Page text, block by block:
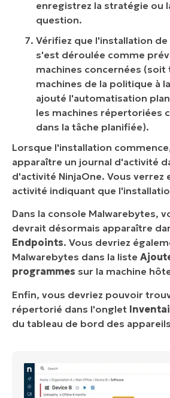
enregistrez la stratégie ou
question.
Vérifiez que l'installation
s'est déroulée comme
machines concernées (soit
machines de la politique à
ajouté l'automatisation
les machines répertoriées
dans la tâche planifiée).
Lorsque l'installation
apparaître un journal d'activité
d'activité NinjaOne. Vous verrez
activité indiquant que
Dans la console Malwarebytes,
devrait désormais apparaître
Endpoints. Vous devriez
Malwarebytes dans la liste
programmes sur la machine
Enfin, vous devriez pouvoir
répertorié dans l'onglet
du tableau de bord des